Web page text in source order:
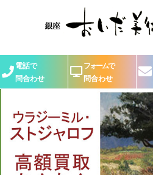
電話で
問合わせ
フォームで
問合わせ